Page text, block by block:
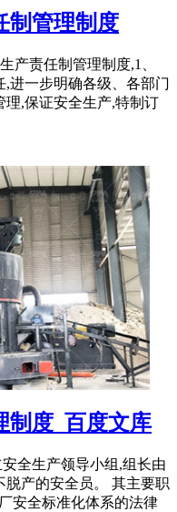
制管理制度
产责任制管理制度,1、
,进一步明确各级、各部门
理,保证安全生产,特制订
制度_百度文库
全生产领导小组,组长由
脱产的安全员。 其主要职
安全标准化体系的法律